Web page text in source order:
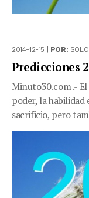
2014-12-15 | POR:
Predicciones
Minuto30.com .-
poder, la habilidad
sacrificio, pero